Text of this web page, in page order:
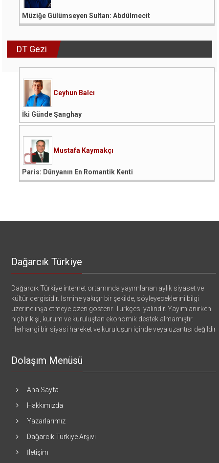
Müziğe Gülümseyen Sultan: Abdülmecit
DT Gezi
Ceyhun Balcı
İki Günde Şanghay
Mustafa Kaymakçı
Paris: Dünyanın En Romantik Kenti
Dağarcık Türkiye
Dağarcık Türkiye internet ortamında yayımlanan aylık siyaset ve
kültür dergisidir. İsmine yakışır bir şekilde, söyleyeceklerini bilgi
üzerine inşa etmeye özen gösterir. Türkçesi yalındır. Yayımlanırken
hiçbir kişi, kurum ve kuruluştan ekonomik destek almamıştır.
Herhangi bir siyasi hareket ve kuruluşun içinde veya uzantısı değildir
Dolaşım Menüsü
Ana Sayfa
Hakkımızda
Yazarlarımız
Dağarcık Türkiye Arşivi
İletişim